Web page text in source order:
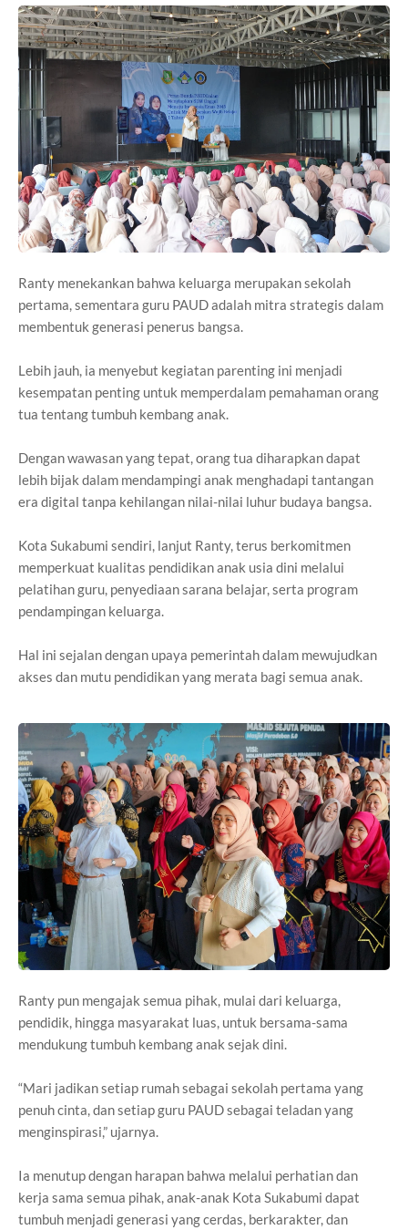
Ranty menekankan bahwa keluarga merupakan sekolah
pertama, sementara guru PAUD adalah mitra strategis dalam
membentuk generasi penerus bangsa.
Lebih jauh, ia menyebut kegiatan parenting ini menjadi
kesempatan penting untuk memperdalam pemahaman orang
tua tentang tumbuh kembang anak.
Dengan wawasan yang tepat, orang tua diharapkan dapat
lebih bijak dalam mendampingi anak menghadapi tantangan
era digital tanpa kehilangan nilai-nilai luhur budaya bangsa.
Kota Sukabumi sendiri, lanjut Ranty, terus berkomitmen
memperkuat kualitas pendidikan anak usia dini melalui
pelatihan guru, penyediaan sarana belajar, serta program
pendampingan keluarga.
Hal ini sejalan dengan upaya pemerintah dalam mewujudkan
akses dan mutu pendidikan yang merata bagi semua anak.
Ranty pun mengajak semua pihak, mulai dari keluarga,
pendidik, hingga masyarakat luas, untuk bersama-sama
mendukung tumbuh kembang anak sejak dini.
“Mari jadikan setiap rumah sebagai sekolah pertama yang
penuh cinta, dan setiap guru PAUD sebagai teladan yang
menginspirasi,” ujarnya.
Ia menutup dengan harapan bahwa melalui perhatian dan
kerja sama semua pihak, anak-anak Kota Sukabumi dapat
tumbuh menjadi generasi yang cerdas, berkarakter, dan